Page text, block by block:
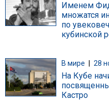
Именем
множатся
по
кубинской
В мире 28
На Кубе
Кастро